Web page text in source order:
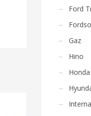
Ford
Gaz
Hino
Honda